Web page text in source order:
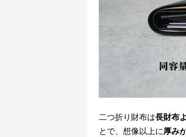
二つ折り財布は長財布
とで、想像以上に厚み